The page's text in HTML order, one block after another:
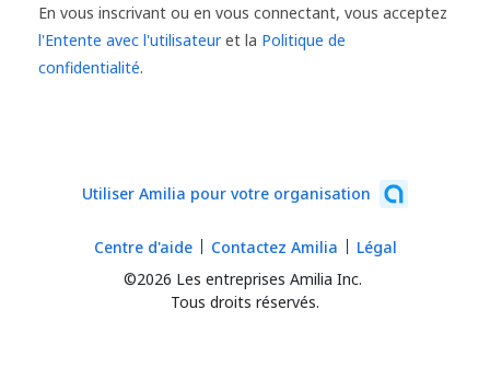
En vous inscrivant ou en vous connectant, vous acceptez
l'Entente avec l'utilisateuret la Politique de
confidentialité.
Utiliser Amilia pour votre organisation
©2026 Les entreprises Amilia Inc.
Tous droits réservés.
Centre d'aide Contactez Amilia Légal